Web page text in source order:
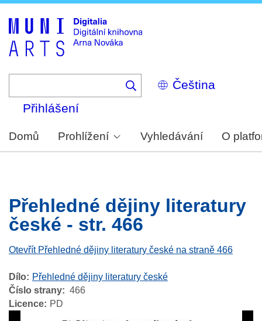
Select
your
Přihlášení
Domů Prohlížení Vyhledávání O
Přehledné dějiny literatury
české - str. 466
Otevřít Přehledné dějiny literatury české na straně 466
Dílo
Přehledné dějiny literatury české
Číslo strany
466
Licence
PD